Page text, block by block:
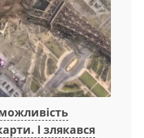
І злякався